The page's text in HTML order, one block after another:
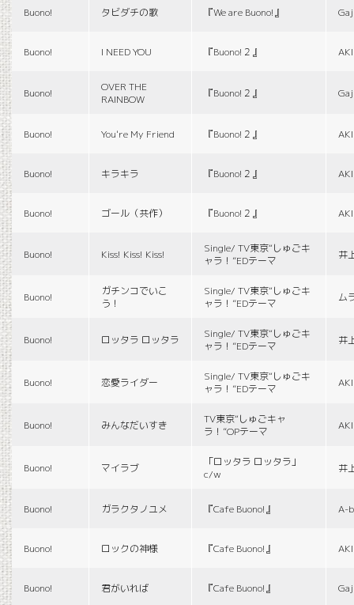
Buono! タビダチの歌 『We are Buono!』
Buono! I NEED YOU 『Buono!２』
Buono!
OVER THE
RAINBOW
『Buono!２』
Buono! You're My Friend 『Buono!２』
Buono! キラキラ 『Buono!２』
Buono! ゴール（共作） 『Buono!２』
Buono! Kiss! Kiss! Kiss!
Single/ TV東京“しゅごキ
ャラ！”EDテーマ
井
Buono!
ガチンコでいこ
う！
Single/ TV東京“しゅごキ
ャラ！”EDテーマ
ム
Buono! ロッタラ ロッタラ
Single/ TV東京“しゅごキ
ャラ！”EDテーマ
井
Buono! 恋愛ライダー
Single/ TV東京“しゅごキ
ャラ！”EDテーマ
Buono! みんなだいすき
TV東京“しゅごキャ
ラ！”OPテーマ
Buono! マイラブ
「ロッタラ ロッタラ」
c/w
井
Buono! ガラクタノユメ 『Cafe Buono!』 A-
Buono! ロックの神様 『Cafe Buono!』
Buono! 君がいれば 『Cafe Buono!』